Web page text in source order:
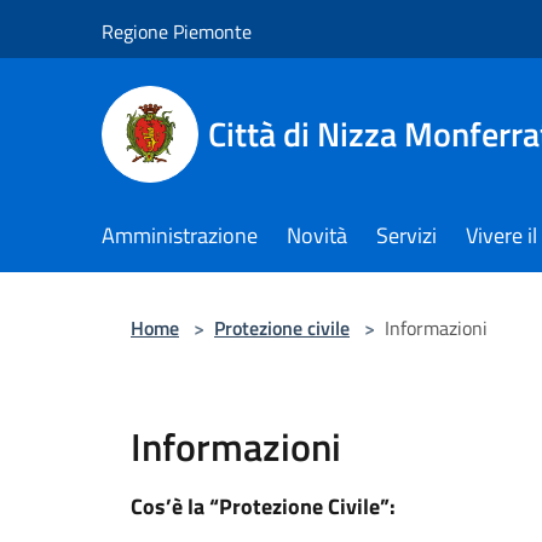
Regione Piemonte
Città di Nizza
Amministrazione Novità Servizi Vivere
Home > Protezione civile > Informazioni
Informazioni
Cos’è la “Protezione Civile”: